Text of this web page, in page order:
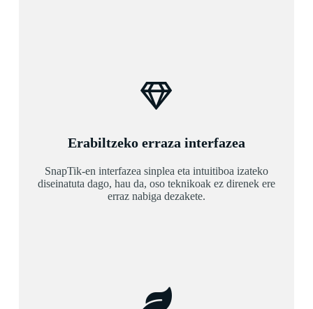
Erabiltzeko erraza interfazea
SnapTik-en interfazea sinplea eta intuitiboa izateko
diseinatuta dago, hau da, oso teknikoak ez direnek ere
erraz nabiga dezakete.